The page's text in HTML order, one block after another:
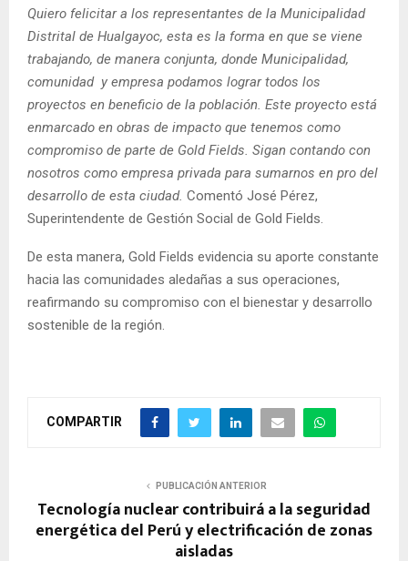
Quiero felicitar a los representantes de la Municipalidad
Distrital de Hualgayoc, esta es la forma en que se viene
trabajando, de manera conjunta, donde Municipalidad,
comunidad y empresa podamos lograr todos los
proyectos en beneficio de la población. Este proyecto está
enmarcado en obras de impacto que tenemos como
compromiso de parte de Gold Fields. Sigan contando con
nosotros como empresa privada para sumarnos en pro del
desarrollo de esta ciudad. Comentó José Pérez,
Superintendente de Gestión Social de Gold Fields.
De esta manera, Gold Fields evidencia su aporte constante
hacia las comunidades aledañas a sus operaciones,
reafirmando su compromiso con el bienestar y desarrollo
sostenible de la región.
COMPARTIR
PUBLICACIÓN ANTERIOR
Tecnología nuclear contribuirá a la seguridad
energética del Perú y electrificación de zonas
aisladas